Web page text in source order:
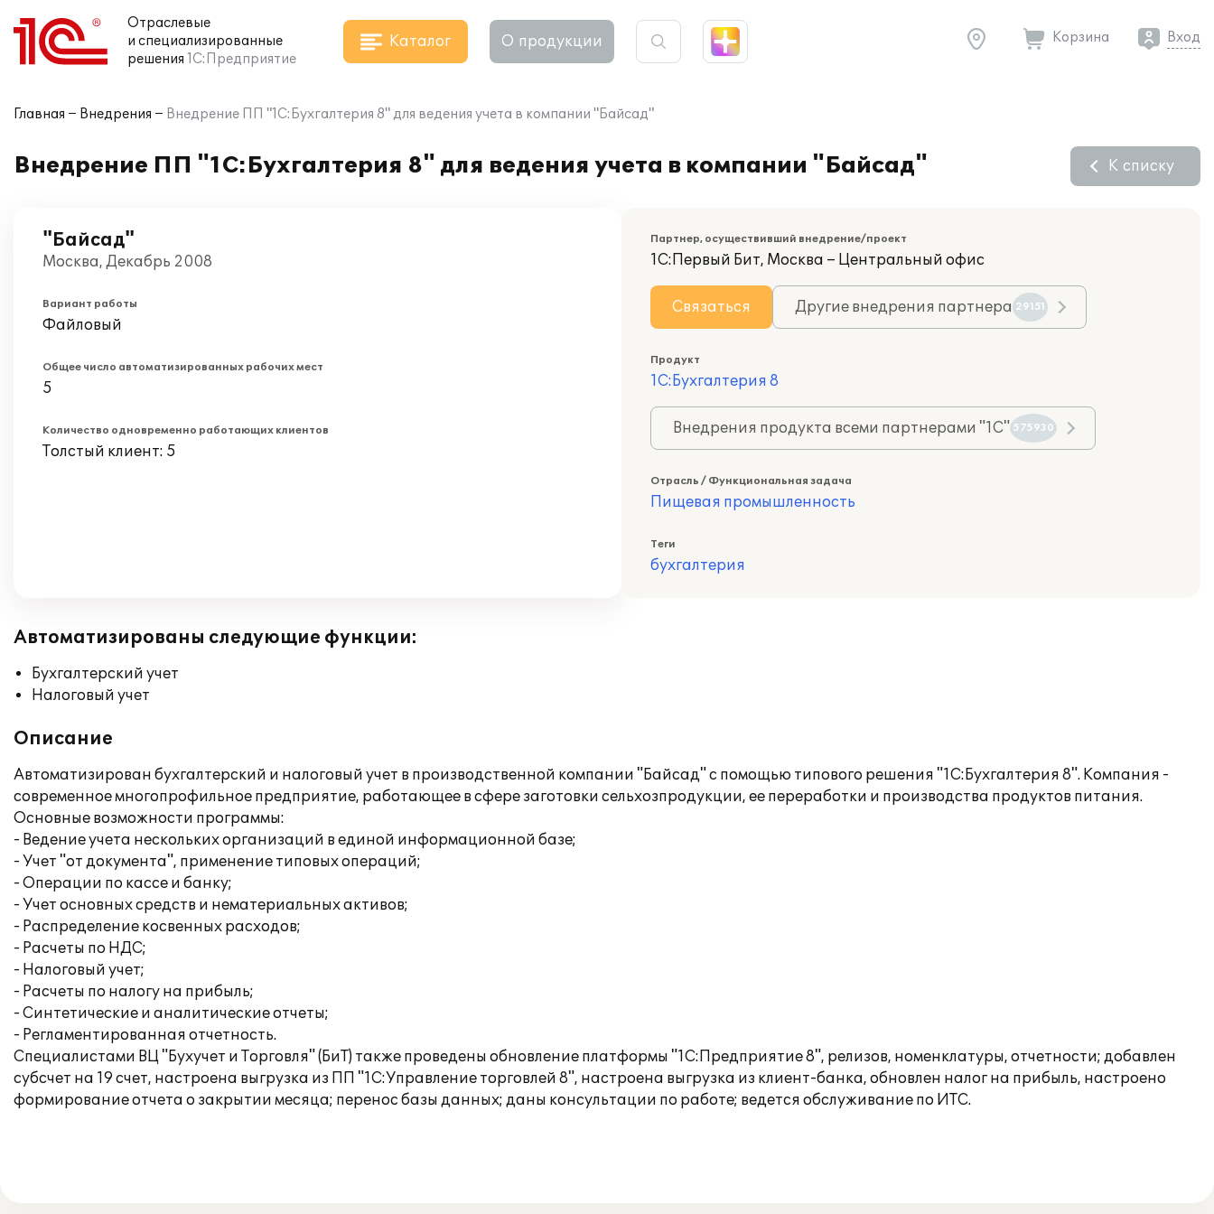
Отраслевые
и специализированные
решения 1С:Предприятие
Каталог О продукции Корзина Вход
Главная Внедрения Внедрение ПП "1С:Бухгалтерия 8" для ведения учета в компании "Байсад"
Внедрение ПП "1С:Бухгалтерия 8" для ведения учета в компании "Байсад" К списку
"Байсад"
Москва, Декабрь 2008
Вариант работы
Файловый
Общее число автоматизированных рабочих мест
5
Количество одновременно работающих клиентов
Толстый клиент: 5
Партнер, осуществивший внедрение/проект
1С:Первый Бит, Москва – Центральный офис
Связаться Другие внедрения партнера 29151
Продукт
1С:Бухгалтерия 8
Внедрения продукта всеми партнерами "1С" 575930
Отрасль / Функциональная задача
Пищевая промышленность
Теги
бухгалтерия
Автоматизированы следующие функции:
Бухгалтерский учет
Налоговый учет
Описание
Автоматизирован бухгалтерский и налоговый учет в производственной компании "Байсад" с помощью типового решения "1С:Бухгалтерия 8". Компания -
современное многопрофильное предприятие, работающее в сфере заготовки сельхозпродукции, ее переработки и производства продуктов питания.
Основные возможности программы:
- Ведение учета нескольких организаций в единой информационной базе;
- Учет "от документа", применение типовых операций;
- Операции по кассе и банку;
- Учет основных средств и нематериальных активов;
- Распределение косвенных расходов;
- Расчеты по НДС;
- Налоговый учет;
- Расчеты по налогу на прибыль;
- Синтетические и аналитические отчеты;
- Регламентированная отчетность.
Специалистами ВЦ "Бухучет и Торговля" (БиТ) также проведены обновление платформы "1С:Предприятие 8", релизов, номенклатуры, отчетности; добавлен
субсчет на 19 счет, настроена выгрузка из ПП "1С:Управление торговлей 8", настроена выгрузка из клиент-банка, обновлен налог на прибыль, настроено
формирование отчета о закрытии месяца; перенос базы данных; даны консультации по работе; ведется обслуживание по ИТС.